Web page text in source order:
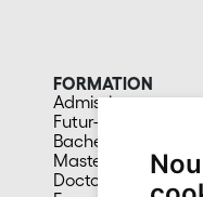
FORMATION
Admission
Futur-e étudiant-e
Bachelors
Masters
Doctorat